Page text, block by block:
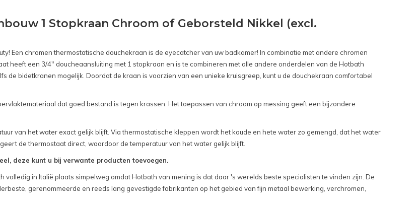
1 Stopkraan Chroom of Geborsteld Nikkel (excl.
Een chromen thermostatische douchekraan is de eyecatcher van uw badkamer! In combinatie met andere chromen
heeft een 3/4" doucheaansluiting met 1 stopkraan en is te combineren met alle andere onderdelen van de Hotbath
de bidetkranen mogelijk. Doordat de kraan is voorzien van een unieke kruisgreep, kunt u de douchekraan comfortabel
dat goed bestand is tegen krassen. Het toepassen van chroom op messing geeft een bijzondere
van het water exact gelijk blijft. Via thermostatische kleppen wordt het koude en hete water zo gemengd, dat het water
de thermostaat direct, waardoor de temperatuur van het water gelijk blijft.
deze kunt u bij verwante producten toevoegen.
in Italië plaats simpelweg omdat Hotbath van mening is dat daar 's werelds beste specialisten te vinden zijn. De
gerenommeerde en reeds lang gevestigde fabrikanten op het gebied van fijn metaal bewerking, verchromen,